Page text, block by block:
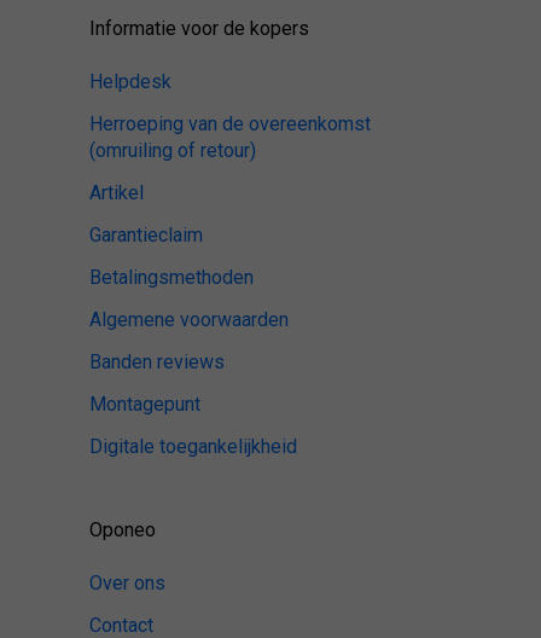
Informatie voor de kopers
Helpdesk
Herroeping van de overeenkomst
(omruiling of retour)
Artikel
Garantieclaim
Betalingsmethoden
Algemene voorwaarden
Banden reviews
Montagepunt
Digitale toegankelijkheid
Oponeo
Over ons
Contact